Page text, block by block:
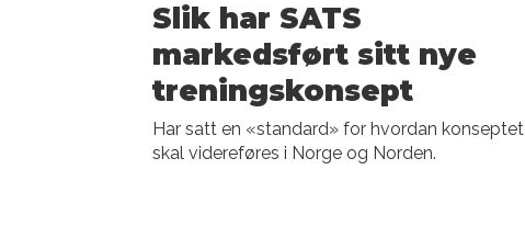
Slik har SATS
markedsført sitt nye
treningskonsept
Har satt en «standard» for hvordan konseptet
skal videreføres i Norge og Norden.